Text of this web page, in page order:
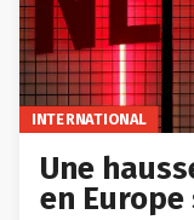
INTERNATIONAL
Une
en